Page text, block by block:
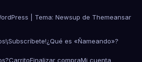
Tema: Newsup de Themeansar
¡Subscríbete!¿Qué es «Ñameando»?
CarritoFinalizar compraMi cuenta